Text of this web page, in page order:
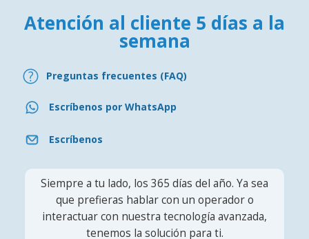
Atención al cliente 5 días a la
semana
Preguntas frecuentes (FAQ)
Escríbenos por WhatsApp
Escríbenos
Siempre a tu lado, los 365 días del año. Ya sea
que prefieras hablar con un operador o
interactuar con nuestra tecnología avanzada,
tenemos la solución para ti.